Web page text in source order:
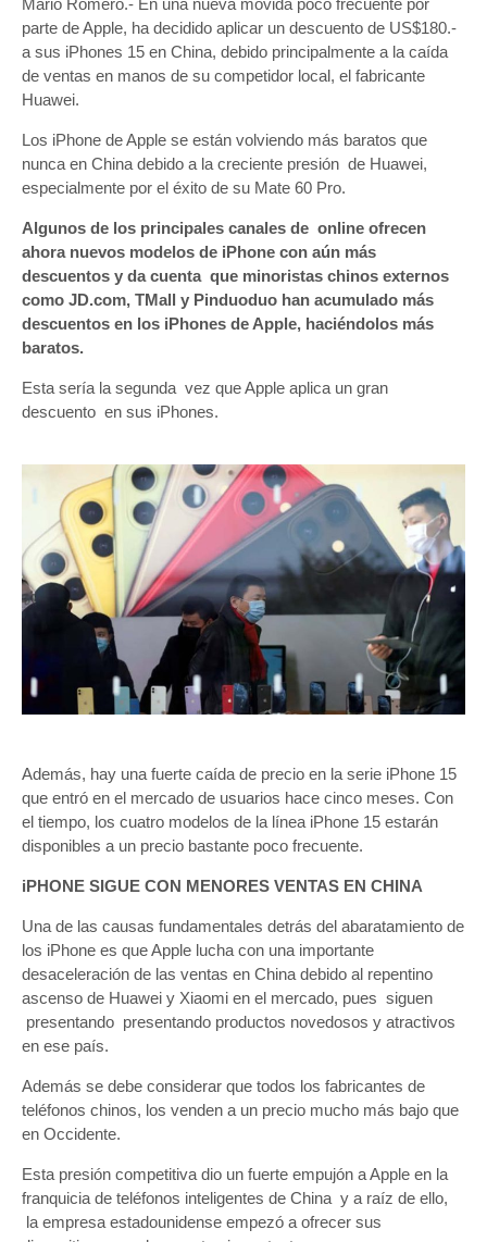
parte de Apple, ha decidido aplicar un descuento de US$180.-
a sus iPhones 15 en China, debido principalmente a la caída
de ventas en manos de su competidor local, el fabricante
Huawei.
Los iPhone de Apple se están volviendo más baratos que
nunca en China debido a la creciente presión de Huawei,
especialmente por el éxito de su Mate 60 Pro.
Algunos de los principales canales de online ofrecen
ahora nuevos modelos de iPhone con aún más
descuentos y da cuenta que minoristas chinos externos
como JD.com, TMall y Pinduoduo han acumulado más
descuentos en los iPhones de Apple, haciéndolos más
baratos.
Esta sería la segunda vez que Apple aplica un gran
descuento en sus iPhones.
Además, hay una fuerte caída de precio en la serie iPhone 15
que entró en el mercado de usuarios hace cinco meses. Con
el tiempo, los cuatro modelos de la línea iPhone 15 estarán
disponibles a un precio bastante poco frecuente.
iPHONE SIGUE CON MENORES VENTAS EN CHINA
Una de las causas fundamentales detrás del abaratamiento de
los iPhone es que Apple lucha con una importante
desaceleración de las ventas en China debido al repentino
ascenso de Huawei y Xiaomi en el mercado, pues siguen
presentando presentando productos novedosos y atractivos
en ese país.
Además se debe considerar que todos los fabricantes de
teléfonos chinos, los venden a un precio mucho más bajo que
en Occidente.
Esta presión competitiva dio un fuerte empujón a Apple en la
franquicia de teléfonos inteligentes de China y a raíz de ello,
la empresa estadounidense empezó a ofrecer sus